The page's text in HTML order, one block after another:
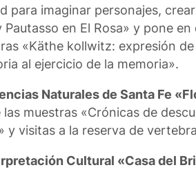
para imaginar personajes,
en El Rosa» y pone
«Käthe kollwitz: expresión
al ejercicio de la memoria».
Naturales de Santa Fe
las muestras «Crónicas de
y visitas a la reserva de
Cultural «Casa del